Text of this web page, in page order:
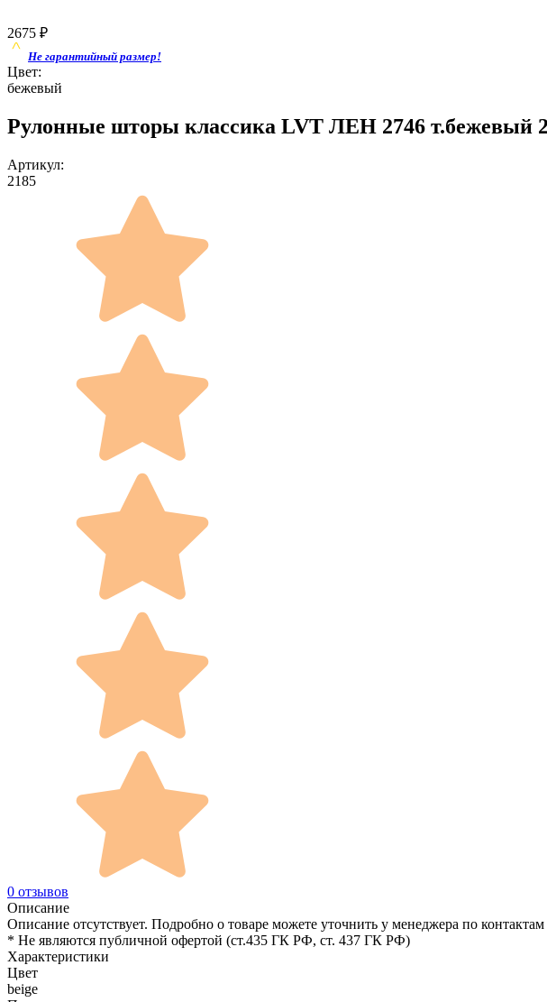
2675 ₽
Не гарантийный размер!
Цвет:
бежевый
Рулонные шторы классика LVT ЛЕН 2746 т.бежевый
Артикул:
2185
0 отзывов
Описание
Описание отсутствует. Подробно о товаре можете уточнить у менеджера по
* Не являются публичной офертой (ст.435 ГК РФ, cт. 437 ГК РФ)
Характеристики
Цвет
beige